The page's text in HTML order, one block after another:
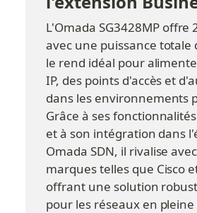
L'Omada SG3428MP offre
avec une puissance totale
le rend idéal pour
IP, des points d'accès et
dans les environnements
Grâce à ses
et à son intégration dans
Omada SDN, il rivalise
marques telles que Cisco
offrant une solution
pour les réseaux en pleine